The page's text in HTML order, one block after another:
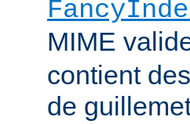
MIME
contient
de